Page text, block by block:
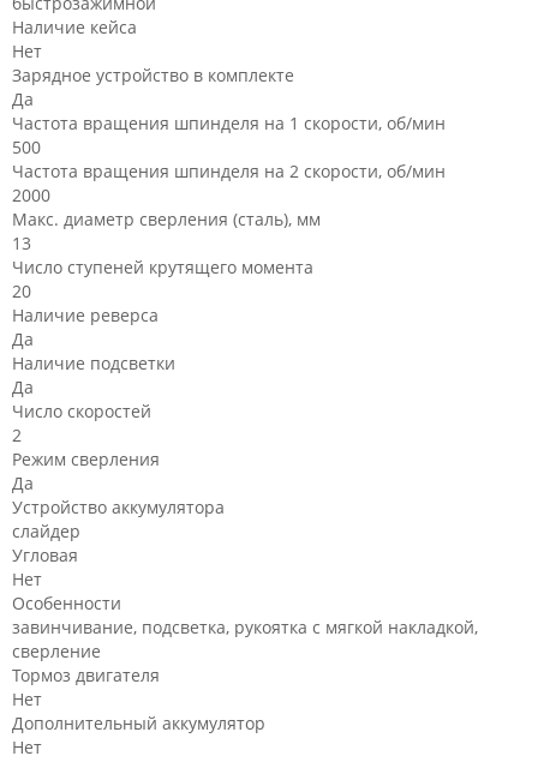
Наличие кейса
Нет
Зарядное устройство в комплекте
Да
Частота вращения шпинделя на 1 скорости, об/мин
500
Частота вращения шпинделя на 2 скорости, об/мин
2000
Макс. диаметр сверления (сталь), мм
13
Число ступеней крутящего момента
20
Наличие реверса
Да
Наличие подсветки
Да
Число скоростей
2
Режим сверления
Да
Устройство аккумулятора
слайдер
Угловая
Нет
Особенности
завинчивание, подсветка, рукоятка с мягкой накладкой,
сверление
Тормоз двигателя
Нет
Дополнительный аккумулятор
Нет